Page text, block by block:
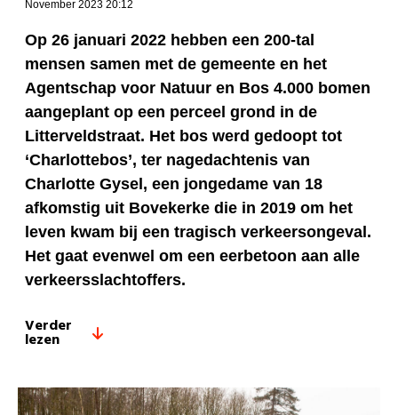
November 2023 20:12
Op 26 januari 2022 hebben een 200-tal
mensen samen met de gemeente en het
Agentschap voor Natuur en Bos 4.000 bomen
aangeplant op een perceel grond in de
Litterveldstraat. Het bos werd gedoopt tot
‘Charlottebos’, ter nagedachtenis van
Charlotte Gysel, een jongedame van 18
afkomstig uit Bovekerke die in 2019 om het
leven kwam bij een tragisch verkeersongeval.
Het gaat evenwel om een eerbetoon aan alle
verkeersslachtoffers.
Verder
lezen